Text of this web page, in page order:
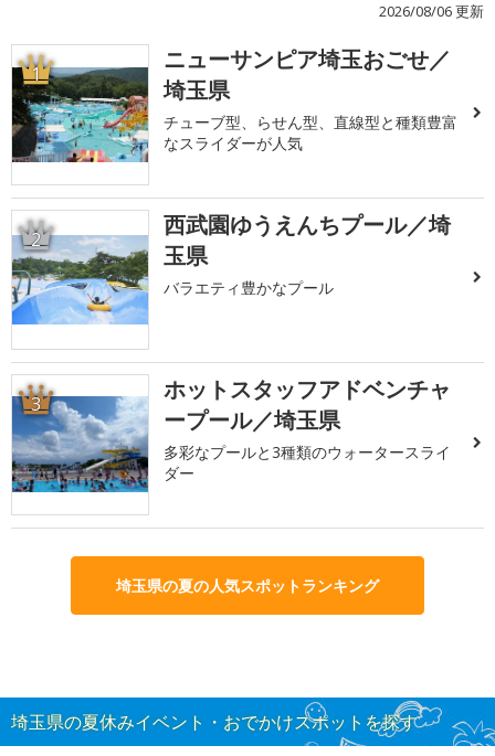
2026/08/06 更新
1
ニューサンピア埼玉おごせ／
埼玉県
チューブ型、らせん型、直線型と種類豊富
なスライダーが人気
2
西武園ゆうえんちプール／埼
玉県
バラエティ豊かなプール
3
ホットスタッフアドベンチャ
ープール／埼玉県
多彩なプールと3種類のウォータースライ
ダー
埼玉県の夏の人気スポットランキング
埼玉県の夏休みイベント・おでかけスポットを探す